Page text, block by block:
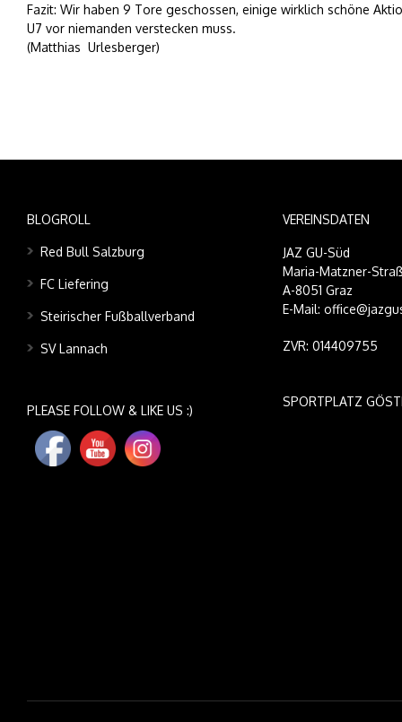
Fazit: Wir haben 9 Tore geschossen, einige wirklich schöne
U7 vor niemanden verstecken muss.
(Matthias Urlesberger)
BLOGROLL
Red Bull Salzburg
FC Liefering
Steirischer Fußballverband
SV Lannach
PLEASE FOLLOW & LIKE US :)
VEREINSDATEN
JAZ GU-Süd
Maria-Matzner-
A-8051 Graz
E-Mail:
ZVR: 014409755
SPORTPLATZ